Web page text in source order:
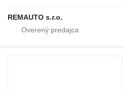
REMAUTO s.r.o.